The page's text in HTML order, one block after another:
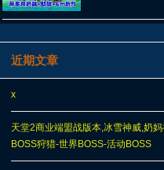
近期文章
x
天堂2商业端盟战版本,冰雪神威,奶
BOSS狩猎-世界BOSS-活动BOSS